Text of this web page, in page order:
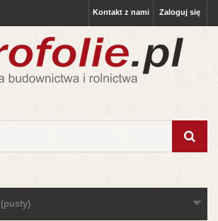
Zaloguj się
Kontakt z nami
(pusty)